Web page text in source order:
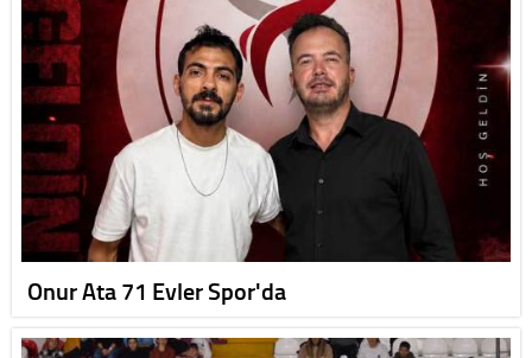
Onur Ata 71 Evler Spor'da